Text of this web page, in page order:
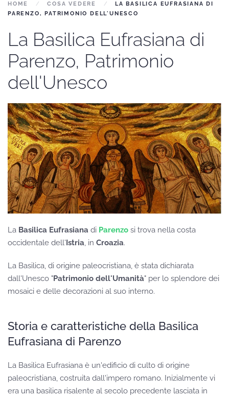
HOME COSA VEDERE
LA BASILICA EUFRASIANA DI
PARENZO, PATRIMONIO DELL'UNESCO
La Basilica Eufrasiana di
Parenzo, Patrimonio
dell'Unesco
La Basilica Eufrasiana di Parenzo si trova nella costa
occidentale dell'Istria , in Croazia.
La Basilica, di origine paleocristiana, è stata dichiarata
dall'Unesco "Patrimonio dell'Umanità" per lo splendore dei
mosaici e delle decorazioni al suo interno.
Storia e caratteristiche della Basilica
Eufrasiana di Parenzo
La Basilica Eufrasiana è un'edificio di culto di origine
paleocristiana, costruita dall'impero romano. Inizialmente vi
era una basilica risalente al secolo precedente lasciata in